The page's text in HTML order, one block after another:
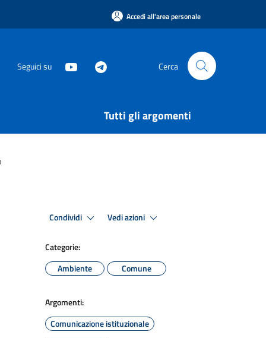
Accedi all'area personale
Seguici su Cerca
Tutti gli argomenti
Condividi Vedi azioni
Categorie:
Ambiente
Comune
Argomenti:
Comunicazione istituzionale